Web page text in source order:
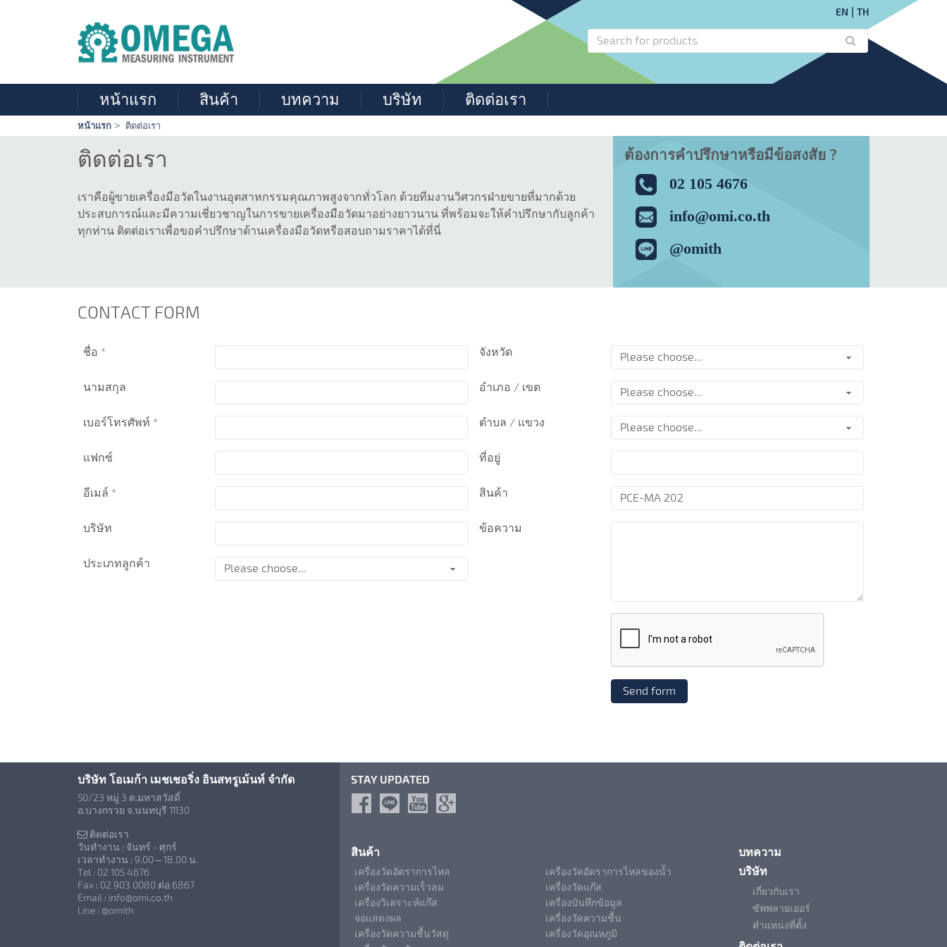
navigation
EN TH
หน้าแรก สินค้า บทความ บริษัท ติดต่อเรา
หน้าแรก ติดต่อเรา
ติดต่อเรา
เราคือผู้ขายเครื่องมือวัดในงานอุตสาหกรรมคุณภาพสูงจากทั่วโลก ด้วยทีมงานวิศวกรฝ่ายขายที่มากด้วย
ประสบการณ์และมีความเชี่ยวชาญในการขายเครื่องมือวัดมาอย่างยาวนาน ที่พร้อมจะให้คำปรึกษากับลูกค้า
ทุกท่าน ติดต่อเราเพื่อขอคำปรึกษาด้านเครื่องมือวัดหรือสอบถามราคาได้ที่นี่
ต้องการคำปรึกษาหรือมีข้อสงสัย ?
02 105 4676
info@omi.co.th
@omith
CONTACT FORM
ชื่อ *
นามสกุล
เบอร์โทรศัพท์ *
แฟกซ์
อีเมล์ *
บริษัท
ประเภทลูกค้า
จังหวัด
อำเภอ / เขต
ตำบล / แขวง
ที่อยู่
สินค้า
ข้อความ
บริษัท โอเมก้า เมชเชอริ่ง อินสทรูเม้นท์ จำกัด
50/23 หมู่ 3 ต.มหาสวัสดิ์
อ.บางกรวย จ.นนทบุรี 11130
ติดต่อเรา
วันทำงาน : จันทร์ - ศุกร์
เวลาทำงาน : 9.00 – 18.00 น.
Tel : 02 105 4676
Fax : 02 903 0080 ต่อ 6867
Email : info@omi.co.th
Line : @omith
STAY UPDATED
สินค้า
เครื่องวัดอัตราการไหล
เครื่องวัดอัตราการไหลของน้ำ
เครื่องวัดความเร็วลม
เครื่องวัดแก๊ส
เครื่องวิเคราะห์แก๊ส
เครื่องบันทึกข้อมูล
จอแสดงผล
เครื่องวัดความชื้น
เครื่องวัดความชื้นวัสดุ
เครื่องวัดอุณหภูมิ
บทความ
บริษัท
เกี่ยวกับเรา
ซัพพลายเออร์
ตำแหน่งที่ตั้ง